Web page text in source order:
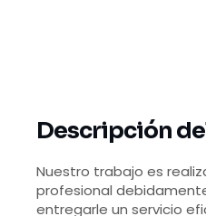
Descripción
Nuestro trabajo es
profesional
entregarle un servicio